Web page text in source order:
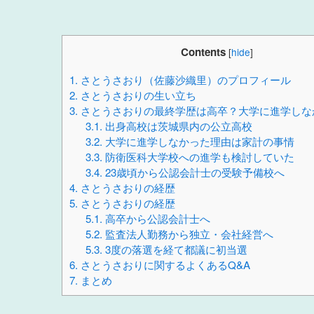
Contents [hide]
1. さとうさおり（佐藤沙織里）のプロフィール
2. さとうさおりの生い立ち
3. さとうさおりの最終学歴は高卒？大学に進学し
3.1. 出身高校は茨城県内の公立高校
3.2. 大学に進学しなかった理由は家計の事情
3.3. 防衛医科大学校への進学も検討していた
3.4. 23歳頃から公認会計士の受験予備校へ
4. さとうさおりの経歴
5. さとうさおりの経歴
5.1. 高卒から公認会計士へ
5.2. 監査法人勤務から独立・会社経営へ
5.3. 3度の落選を経て都議に初当選
6. さとうさおりに関するよくあるQ&A
7. まとめ